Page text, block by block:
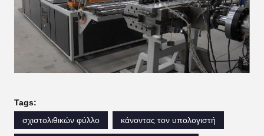
Tags:
σχιστολιθικών φύλλο
κάνοντας τον υπολογιστή